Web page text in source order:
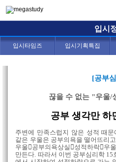
입시
입시타임즈 입시기획특집
[공부
끊을 수 없는 "우울/
공부 생각만 하
주변에 만족스럽지 않은 성적 때
같은 우울은 공부의욕을 떨어뜨리
우울공부의욕상실성적하락
만든다. 따라서 이번 공부심리학